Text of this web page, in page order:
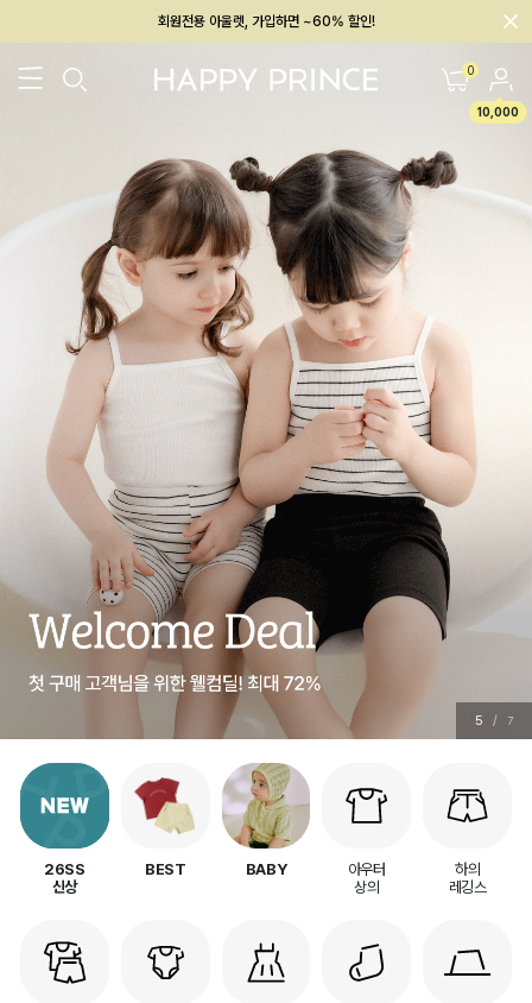
회원전용 아울렛, 가입하면 ~60% 할인!
0
10,000
5 / 7
26SS
신상
BEST BABY
아우터
상의
하의
레깅스